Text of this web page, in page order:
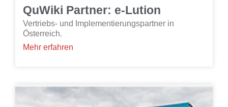
QuWiki Partner: e-Lution
Vertriebs- und Implementierungspartner in
Österreich.
Mehr erfahren